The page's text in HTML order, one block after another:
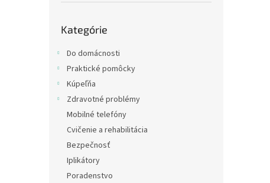
kategórie
Kategórie
Do domácnosti
Praktické pomôcky
Kúpeľňa
Zdravotné problémy
Mobilné telefóny
Cvičenie a rehabilitácia
Bezpečnosť
Iplikátory
Poradenstvo